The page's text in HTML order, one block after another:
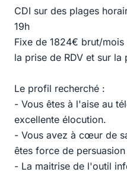
CDI sur des plages
19h
Fixe de 1824€ brut/
la prise de RDV et sur
Le profil recherché :
- Vous êtes à l'aise au
excellente élocution.
- Vous avez à cœur de
êtes force de persuasion
- La maitrise de l'outil